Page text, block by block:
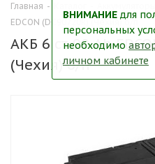
Главная -
EDCON (DC90720R) (Чехия) о/п
АКБ 6 ст-90 Ah
(Чехия) о/п
ВНИМАНИЕ для
персональных
необходимо
личном кабинете